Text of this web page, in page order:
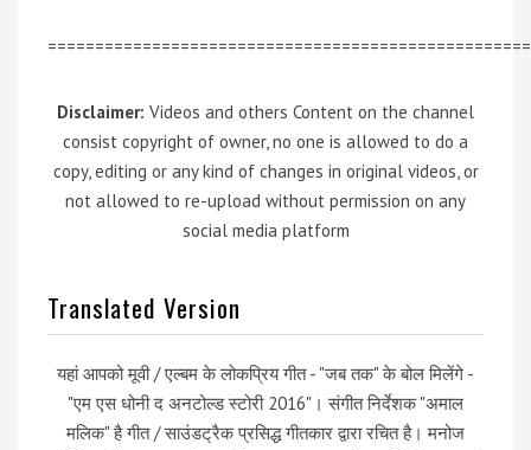
Disclaimer: Videos and others Content on the channel
consist copyright of owner, no one is allowed to do a
copy, editing or any kind of changes in original videos, or
not allowed to re-upload without permission on any
social media platform
Translated Version
यहां आपको मूवी / एल्बम के लोकप्रिय गीत - "जब तक" के बोल मिलेंगे -
"एम एस धोनी द अनटोल्ड स्टोरी 2016"। संगीत निर्देशक "अमाल
मलिक" है गीत / साउंडट्रैक प्रसिद्ध गीतकार द्वारा रचित है। मनोज